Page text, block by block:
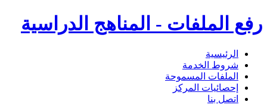
رفع الملفات - المناهج الدراسية
الرئيسية
شروط الخدمة
الملفات المسموحة
إحصائيات المركز
اتصل بنا